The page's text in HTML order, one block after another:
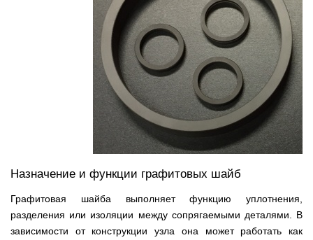
Назначение и функции графитовых шайб
Графитовая шайба выполняет функцию уплотнения,
разделения или изоляции между сопрягаемыми деталями. В
зависимости от конструкции узла она может работать как